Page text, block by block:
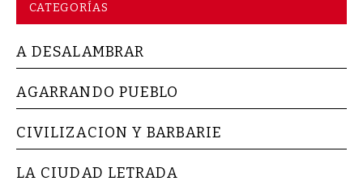
CATEGORÍAS
A DESALAMBRAR
AGARRANDO PUEBLO
CIVILIZACION Y BARBARIE
LA CIUDAD LETRADA